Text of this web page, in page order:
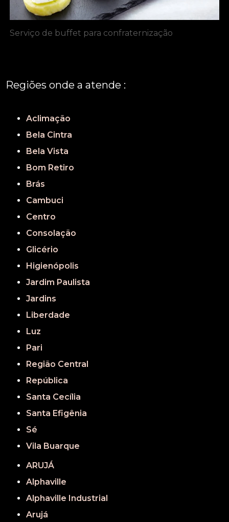
Serviço de buffet para confraternização
Regiões onde a atende :
Aclimação
Bela Cintra
Bela Vista
Bom Retiro
Brás
Cambuci
Centro
Consolação
Glicério
Higienópolis
Jardim Paulista
Jardins
Liberdade
Luz
Pari
Região Central
República
Santa Cecília
Santa Efigênia
Sé
Vila Buarque
ARUJÁ
Alphaville
Alphaville Industrial
Arujá